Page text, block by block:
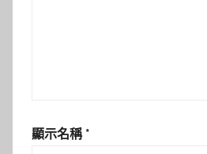
顯示名稱 *